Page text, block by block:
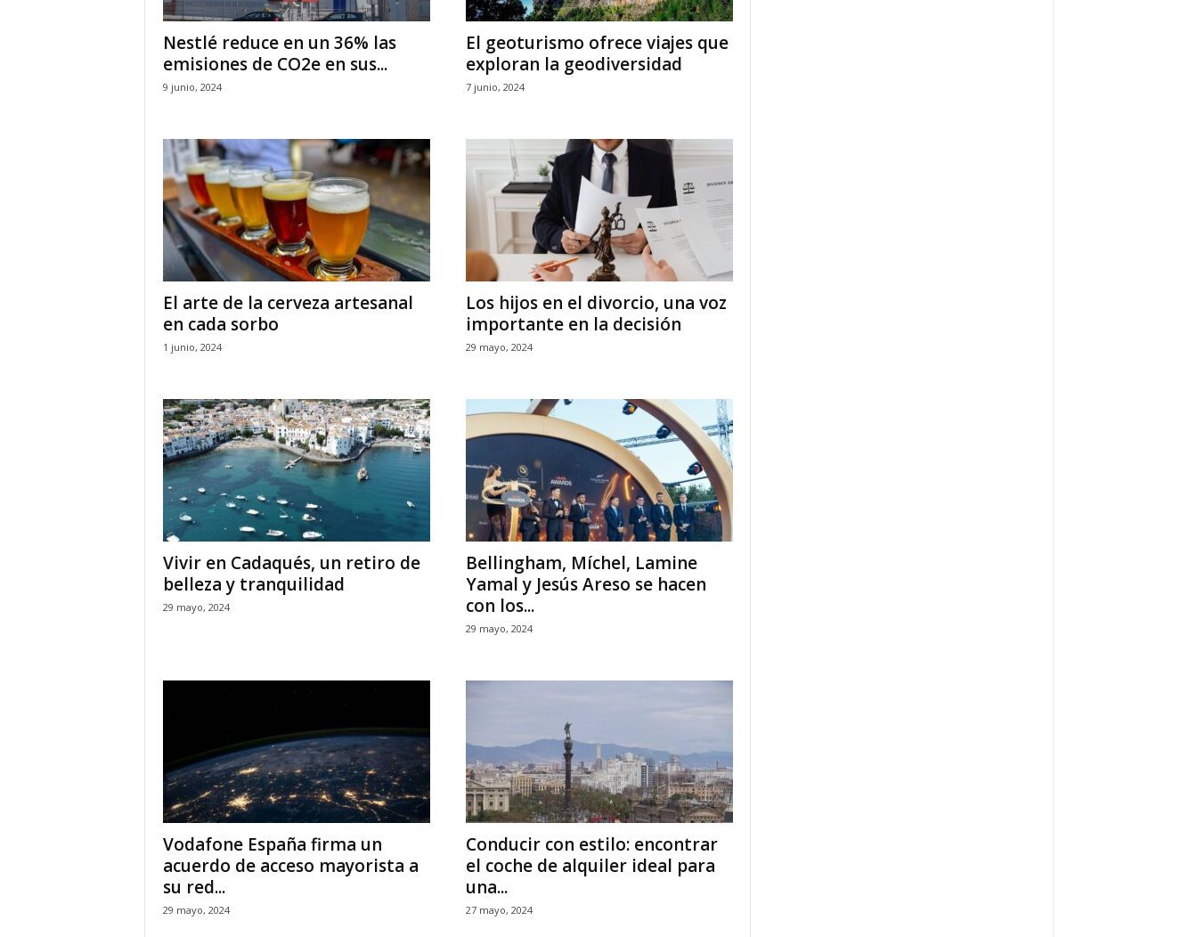
Nestlé reduce en un 36% las
emisiones de CO2e en sus...
9 junio, 2024
El geoturismo ofrece viajes que
exploran la geodiversidad
7 junio, 2024
El arte de la cerveza artesanal
en cada sorbo
1 junio, 2024
Los hijos en el divorcio, una voz
importante en la decisión
29 mayo, 2024
Vivir en Cadaqués, un retiro de
belleza y tranquilidad
29 mayo, 2024
Bellingham, Míchel, Lamine
Yamal y Jesús Areso se hacen
con los...
29 mayo, 2024
Vodafone España firma un
acuerdo de acceso mayorista a
su red...
29 mayo, 2024
Conducir con estilo: encontrar
el coche de alquiler ideal para
una...
27 mayo, 2024